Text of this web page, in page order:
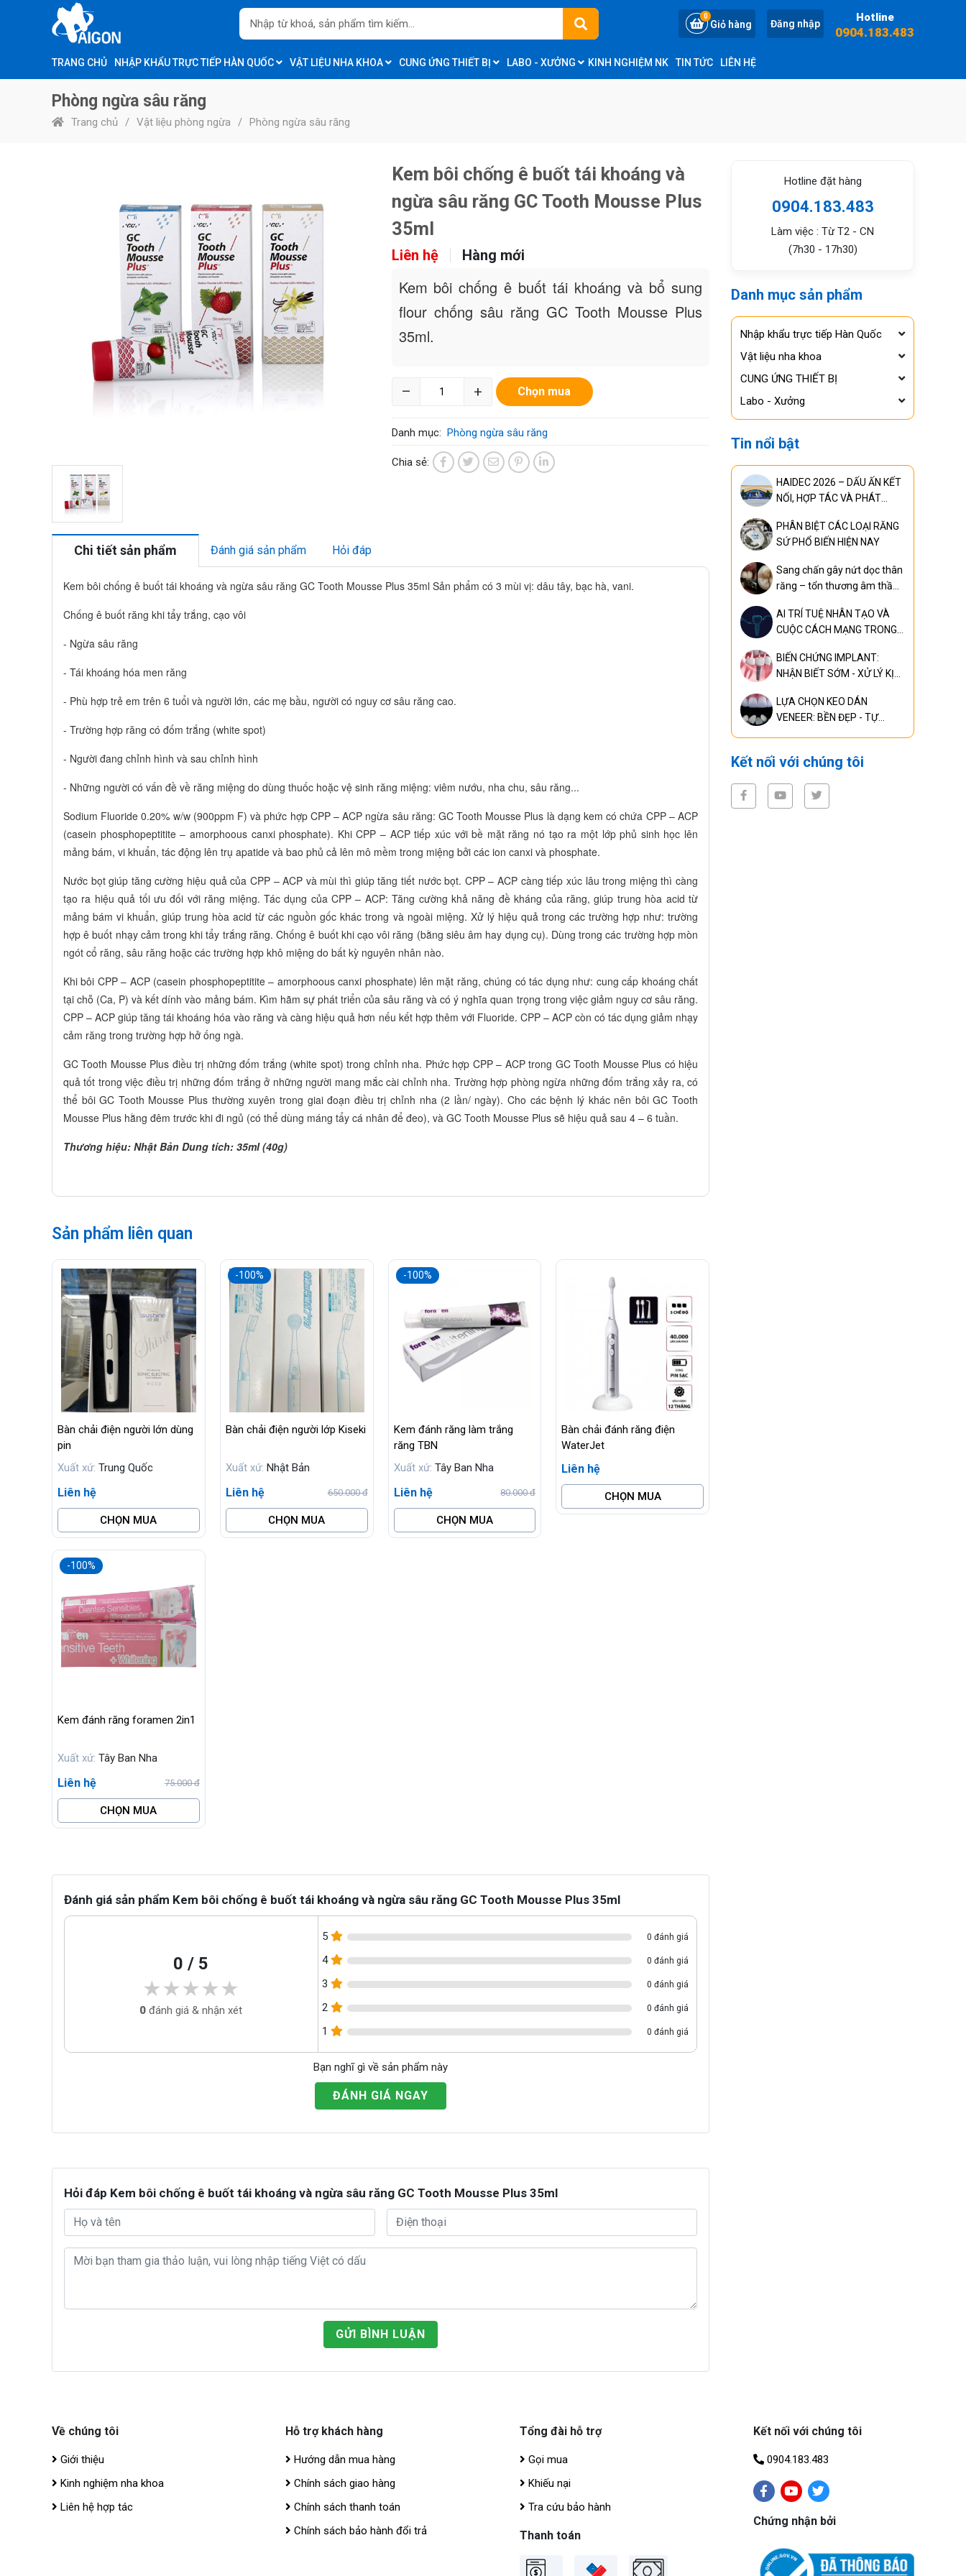
0
Giỏ hàng Đăng nhập Hotline
0904.183.483
TRANG CHỦ NHẬP KHẨU TRỰC TIẾP HÀN QUỐC VẬT LIỆU NHA KHOA CUNG ỨNG THIẾT BỊ LABO - XƯỞNG KINH NGHIỆM NK TIN TỨC LIÊN HỆ
Phòng ngừa sâu răng
Trang chủ Vật liệu phòng ngừa Phòng ngừa sâu răng
Kem bôi chống ê buốt tái khoáng và
ngừa sâu răng GC Tooth Mousse Plus
35ml
Liên hệ Hàng mới
Kem bôi chống ê buốt tái khoáng và bổ sung
flour chống sâu răng GC Tooth Mousse Plus
35ml.
– + Chọn mua
Danh mục: Phòng ngừa sâu răng
Chia sẻ:
Chi tiết sản phẩm Đánh giá sản phẩm Hỏi đáp
Kem bôi chống ê buốt tái khoáng và ngừa sâu răng GC Tooth Mousse Plus 35ml Sản phẩm có 3 mùi vị: dâu tây, bạc hà, vani.
Chống ê buốt răng khi tẩy trắng, cạo vôi
- Ngừa sâu răng
- Tái khoáng hóa men răng
- Phù hợp trẻ em trên 6 tuổi và người lớn, các mẹ bầu, người có nguy cơ sâu răng cao.
- Trường hợp răng có đốm trắng (white spot)
- Người đang chỉnh hình và sau chỉnh hình
- Những người có vấn đề về răng miệng do dùng thuốc hoặc vệ sinh răng miệng: viêm nướu, nha chu, sâu răng...
Sodium Fluoride 0.20% w/w (900ppm F) và phức hợp CPP – ACP ngừa sâu răng: GC Tooth Mousse Plus là dạng kem có chứa CPP – ACP
(casein phosphopeptitite – amorphoous canxi phosphate). Khi CPP – ACP tiếp xúc với bề mặt răng nó tạo ra một lớp phủ sinh học lên
mảng bám, vi khuẩn, tác động lên trụ apatide và bao phủ cả lên mô mềm trong miệng bởi các ion canxi và phosphate.
Nước bọt giúp tăng cường hiệu quả của CPP – ACP và mùi thì giúp tăng tiết nước bọt. CPP – ACP càng tiếp xúc lâu trong miệng thì càng
tạo ra hiệu quả tối ưu đối với răng miệng. Tác dụng của CPP – ACP: Tăng cường khả năng đề kháng của răng, giúp trung hòa acid từ
mảng bám vi khuẩn, giúp trung hòa acid từ các nguồn gốc khác trong và ngoài miệng. Xử lý hiệu quả trong các trường hợp như: trường
hợp ê buốt nhạy cảm trong khi tẩy trắng răng. Chống ê buốt khi cạo vôi răng (bằng siêu âm hay dụng cụ). Dùng trong các trường hợp mòn
ngót cổ răng, sâu răng hoặc các trường hợp khô miệng do bất kỳ nguyên nhân nào.
Khi bôi CPP – ACP (casein phosphopeptitite – amorphoous canxi phosphate) lên mặt răng, chúng có tác dụng như: cung cấp khoáng chất
tại chỗ (Ca, P) và kết dính vào mảng bám. Kìm hãm sự phát triển của sâu răng và có ý nghĩa quan trọng trong việc giảm nguy cơ sâu răng.
CPP – ACP giúp tăng tái khoáng hóa vào răng và càng hiệu quả hơn nếu kết hợp thêm với Fluoride. CPP – ACP còn có tác dụng giảm nhạy
cảm răng trong trường hợp hở ống ngà.
GC Tooth Mousse Plus điều trị những đốm trắng (white spot) trong chỉnh nha. Phức hợp CPP – ACP trong GC Tooth Mousse Plus có hiệu
quả tốt trong việc điều trị những đốm trắng ở những người mang mắc cài chỉnh nha. Trường hợp phòng ngừa những đốm trắng xảy ra, có
thể bôi GC Tooth Mousse Plus thường xuyên trong giai đoạn điều trị chỉnh nha (2 lần/ ngày). Cho các bệnh lý khác nên bôi GC Tooth
Mousse Plus hằng đêm trước khi đi ngủ (có thể dùng máng tẩy cá nhân để đeo), và GC Tooth Mousse Plus sẽ hiệu quả sau 4 – 6 tuần.
Thương hiệu: Nhật Bản Dung tích: 35ml (40g)
Sản phẩm liên quan
Bàn chải điện người lớn dùng
pin
Xuất xứ: Trung Quốc
Liên hệ
CHỌN MUA
Bàn chải điện người lớp Kiseki
Xuất xứ: Nhật Bản
Liên hệ 650.000 đ
CHỌN MUA
-100%
Kem đánh răng làm trắng
răng TBN
Xuất xứ: Tây Ban Nha
Liên hệ 80.000 đ
CHỌN MUA
-100%
Bàn chải đánh răng điện
WaterJet
Liên hệ
CHỌN MUA
Kem đánh răng foramen 2in1
Xuất xứ: Tây Ban Nha
Liên hệ 75.000 đ
CHỌN MUA
-100%
Đánh giá sản phẩm Kem bôi chống ê buốt tái khoáng và ngừa sâu răng GC Tooth Mousse Plus 35ml
0 / 5
★★★★★
★★★★★
0 đánh giá & nhận xét
5 0 đánh giá
4 0 đánh giá
3 0 đánh giá
2 0 đánh giá
1 0 đánh giá
Bạn nghĩ gì về sản phẩm này
ĐÁNH GIÁ NGAY
Hỏi đáp Kem bôi chống ê buốt tái khoáng và ngừa sâu răng GC Tooth Mousse Plus 35ml
GỬI BÌNH LUẬN
Hotline đặt hàng
0904.183.483
Làm việc : Từ T2 - CN
(7h30 - 17h30)
Danh mục sản phẩm
Nhập khẩu trực tiếp Hàn Quốc
Vật liệu nha khoa
CUNG ỨNG THIẾT BỊ
Labo - Xưởng
Tin nổi bật
HAIDEC 2026 – DẤU ẤN KẾT
NỐI, HỢP TÁC VÀ PHÁT
PHÂN BIỆT CÁC LOẠI RĂNG
SỨ PHỔ BIẾN HIỆN NAY
Sang chấn gây nứt dọc thân
răng – tổn thương âm thầm
nếu phát hiện quá muộn
AI TRÍ TUỆ NHÂN TẠO VÀ
CUỘC CÁCH MẠNG TRONG
RĂNG MIỆNG TOÀN DIỆN
BIẾN CHỨNG IMPLANT:
NHẬN BIẾT SỚM - XỬ LÝ KỊP
QUẢ
LỰA CHỌN KEO DÁN
VENEER: BỀN ĐẸP - TỰ
Kết nối với chúng tôi
Về chúng tôi
Giới thiệu
Kinh nghiệm nha khoa
Liên hệ hợp tác
Hỗ trợ khách hàng
Hướng dẫn mua hàng
Chính sách giao hàng
Chính sách thanh toán
Chính sách bảo hành đổi trả
Tổng đài hỗ trợ
Gọi mua
Khiếu nại
Tra cứu bảo hành
Thanh toán
Kết nối với chúng tôi
0904.183.483
Chứng nhận bởi